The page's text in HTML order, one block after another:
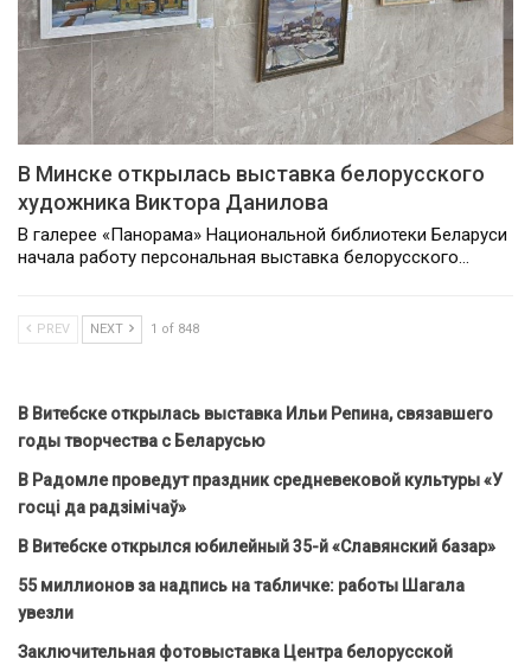
В Минске открылась выставка белорусского
художника Виктора Данилова
В галерее «Панорама» Национальной библиотеки Беларуси
начала работу персональная выставка белорусского…
PREV NEXT 1 of 848
В Витебске открылась выставка Ильи Репина, связавшего
годы творчества с Беларусью
В Радомле проведут праздник средневековой культуры «У
госці да радзімічаў»
В Витебске открылся юбилейный 35-й «Славянский базар»
55 миллионов за надпись на табличке: работы Шагала
увезли
Заключительная фотовыставка Центра белорусской